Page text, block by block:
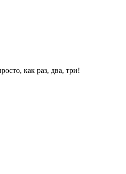
как раз, два, три!